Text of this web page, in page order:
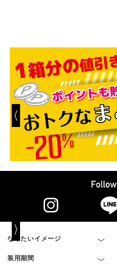
なりたいイメージ
装用期間